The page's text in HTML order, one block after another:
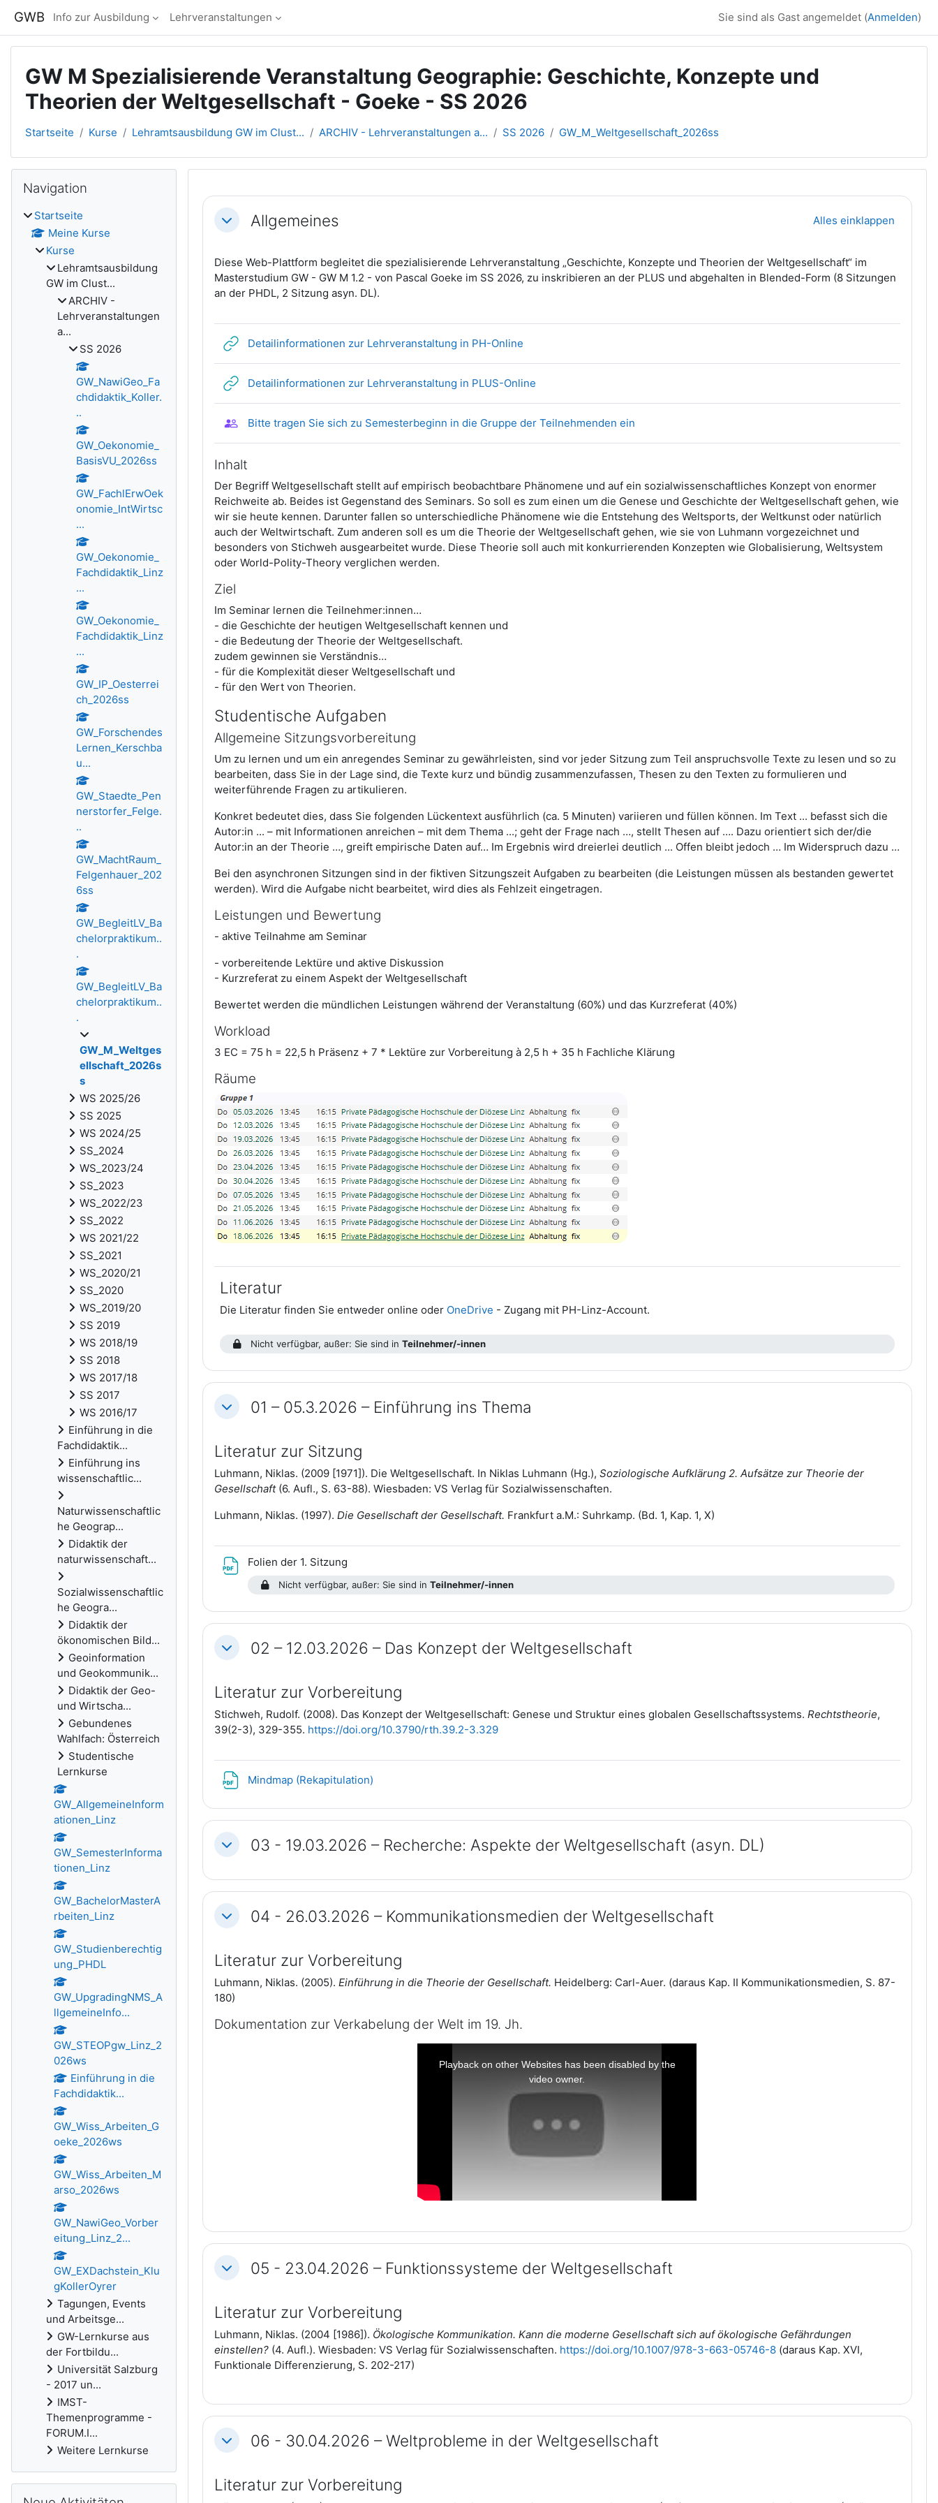
GWB Info zur Ausbildung Lehrveranstaltungen Sie sind als Gast angemeldet (Anmelden)
GW M Spezialisierende Veranstaltung Geographie: Geschichte, Konzepte und
Theorien der Weltgesellschaft - Goeke - SS 2026
Startseite Kurse Lehramtsausbildung GW im Clust... ARCHIV - Lehrveranstaltungen a... SS 2026 GW_M_Weltgesellschaft_2026ss
Abschnittsübersicht
EinklappenAllgemeines Alles einklappen
Diese Web-Plattform begleitet die spezialisierende Lehrveranstaltung „Geschichte, Konzepte und Theorien der Weltgesellschaft“ im
Masterstudium GW - GW M 1.2 - von Pascal Goeke im SS 2026, zu inskribieren an der PLUS und abgehalten in Blended-Form (8 Sitzungen
an der PHDL, 2 Sitzung asyn. DL).
Detailinformationen zur Lehrveranstaltung in PH-OnlineLink/URL
Detailinformationen zur Lehrveranstaltung in PLUS-OnlineLink/URL
Bitte tragen Sie sich zu Semesterbeginn in die Gruppe der Teilnehmenden einGruppenwahl
Inhalt
Der Begriff Weltgesellschaft stellt auf empirisch beobachtbare Phänomene und auf ein sozialwissenschaftliches Konzept von enormer
Reichweite ab. Beides ist Gegenstand des Seminars. So soll es zum einen um die Genese und Geschichte der Weltgesellschaft gehen, wie
wir sie heute kennen. Darunter fallen so unterschiedliche Phänomene wie die Entstehung des Weltsports, der Weltkunst oder natürlich
auch der Weltwirtschaft. Zum anderen soll es um die Theorie der Weltgesellschaft gehen, wie sie von Luhmann vorgezeichnet und
besonders von Stichweh ausgearbeitet wurde. Diese Theorie soll auch mit konkurrierenden Konzepten wie Globalisierung, Weltsystem
oder World-Polity-Theory verglichen werden.
Ziel
Im Seminar lernen die Teilnehmer:innen…
- die Geschichte der heutigen Weltgesellschaft kennen und
- die Bedeutung der Theorie der Weltgesellschaft.
zudem gewinnen sie Verständnis…
- für die Komplexität dieser Weltgesellschaft und
- für den Wert von Theorien.
Studentische Aufgaben
Allgemeine Sitzungsvorbereitung
Um zu lernen und um ein anregendes Seminar zu gewährleisten, sind vor jeder Sitzung zum Teil anspruchsvolle Texte zu lesen und so zu
bearbeiten, dass Sie in der Lage sind, die Texte kurz und bündig zusammenzufassen, Thesen zu den Texten zu formulieren und
weiterführende Fragen zu artikulieren.
Konkret bedeutet dies, dass Sie folgenden Lückentext ausführlich (ca. 5 Minuten) variieren und füllen können. Im Text ... befasst sich die
Autor:in ... – mit Informationen anreichen – mit dem Thema ...; geht der Frage nach …, stellt Thesen auf …. Dazu orientiert sich der/die
Autor:in an der Theorie …, greift empirische Daten auf… Im Ergebnis wird dreierlei deutlich ... Offen bleibt jedoch … Im Widerspruch dazu …
Bei den asynchronen Sitzungen sind in der fiktiven Sitzungszeit Aufgaben zu bearbeiten (die Leistungen müssen als bestanden gewertet
werden). Wird die Aufgabe nicht bearbeitet, wird dies als Fehlzeit eingetragen.
Leistungen und Bewertung
- aktive Teilnahme am Seminar
- vorbereitende Lektüre und aktive Diskussion
- Kurzreferat zu einem Aspekt der Weltgesellschaft
Bewertet werden die mündlichen Leistungen während der Veranstaltung (60%) und das Kurzreferat (40%)
Workload
3 EC = 75 h = 22,5 h Präsenz + 7 * Lektüre zur Vorbereitung à 2,5 h + 35 h Fachliche Klärung
Räume
Literatur
Die Literatur finden Sie entweder online oder OneDrive - Zugang mit PH-Linz-Account.
Nicht verfügbar, außer: Sie sind inTeilnehmer/-innen
Einklappen01 – 05.3.2026 – Einführung ins Thema
Literatur zur Sitzung
Luhmann, Niklas. (2009 [1971]). Die Weltgesellschaft. In Niklas Luhmann (Hg.), Soziologische Aufklärung 2. Aufsätze zur Theorie der
Gesellschaft(6. Aufl., S. 63-88). Wiesbaden: VS Verlag für Sozialwissenschaften.
Luhmann, Niklas. (1997). Die Gesellschaft der Gesellschaft. Frankfurt a.M.: Suhrkamp. (Bd. 1, Kap. 1, X)
Folien der 1. Sitzung
Nicht verfügbar, außer: Sie sind inTeilnehmer/-innen
Einklappen02 – 12.03.2026 – Das Konzept der Weltgesellschaft
Literatur zur Vorbereitung
Stichweh, Rudolf. (2008). Das Konzept der Weltgesellschaft: Genese und Struktur eines globalen Gesellschaftssystems. Rechtstheorie,
39(2-3), 329-355. https://doi.org/10.3790/rth.39.2-3.329
Mindmap (Rekapitulation)
Einklappen03 - 19.03.2026 – Recherche: Aspekte der Weltgesellschaft (asyn. DL)
Einklappen04 - 26.03.2026 – Kommunikationsmedien der Weltgesellschaft
Literatur zur Vorbereitung
Luhmann, Niklas. (2005). Einführung in die Theorie der Gesellschaft. Heidelberg: Carl-Auer. (daraus Kap. II Kommunikationsmedien, S. 87-
180)
Dokumentation zur Verkabelung der Welt im 19. Jh.
Playback on other Websites has been disabled by the
video owner.
Einklappen05 - 23.04.2026 – Funktionssysteme der Weltgesellschaft
Literatur zur Vorbereitung
Luhmann, Niklas. (2004 [1986]). Ökologische Kommunikation. Kann die moderne Gesellschaft sich auf ökologische Gefährdungen
einstellen? (4. Aufl.). Wiesbaden: VS Verlag für Sozialwissenschaften. https://doi.org/10.1007/978-3-663-05746-8 (daraus Kap. XVI,
Funktionale Differenzierung, S. 202-217)
Einklappen06 - 30.04.2026 – Weltprobleme in der Weltgesellschaft
Literatur zur Vorbereitung
Blöcke
Navigation
Startseite
Meine Kurse
Kurse
Lehramtsausbildung
GW im Clust...
ARCHIV -
Lehrveranstaltungen
a...
SS 2026
GW_NawiGeo_Fa
chdidaktik_Koller.
..
GW_Oekonomie_
BasisVU_2026ss
GW_FachlErwOek
onomie_IntWirtsc
...
GW_Oekonomie_
Fachdidaktik_Linz
...
GW_Oekonomie_
Fachdidaktik_Linz
...
GW_IP_Oesterrei
ch_2026ss
GW_Forschendes
Lernen_Kerschba
u...
GW_Staedte_Pen
nerstorfer_Felge.
..
GW_MachtRaum_
Felgenhauer_202
6ss
GW_BegleitLV_Ba
chelorpraktikum..
.
GW_BegleitLV_Ba
chelorpraktikum..
.
GW_M_Weltges
ellschaft_2026s
s
WS 2025/26
SS 2025
WS 2024/25
SS_2024
WS_2023/24
SS_2023
WS_2022/23
SS_2022
WS 2021/22
SS_2021
WS_2020/21
SS_2020
WS_2019/20
SS 2019
WS 2018/19
SS 2018
WS 2017/18
SS 2017
WS 2016/17
Einführung in die
Fachdidaktik...
Einführung ins
wissenschaftlic...
Naturwissenschaftlic
he Geograp...
Didaktik der
naturwissenschaft...
Sozialwissenschaftlic
he Geogra...
Didaktik der
ökonomischen Bild...
Geoinformation
und Geokommunik...
Didaktik der Geo-
und Wirtscha...
Gebundenes
Wahlfach: Österreich
Studentische
Lernkurse
GW_AllgemeineInform
ationen_Linz
GW_SemesterInforma
tionen_Linz
GW_BachelorMasterA
rbeiten_Linz
GW_Studienberechtig
ung_PHDL
GW_UpgradingNMS_A
llgemeineInfo...
GW_STEOPgw_Linz_2
026ws
Einführung in die
Fachdidaktik...
GW_Wiss_Arbeiten_G
oeke_2026ws
GW_Wiss_Arbeiten_M
arso_2026ws
GW_NawiGeo_Vorber
eitung_Linz_2...
GW_EXDachstein_Klu
gKollerOyrer
Tagungen, Events
und Arbeitsge...
GW-Lernkurse aus
der Fortbildu...
Universität Salzburg
- 2017 un...
IMST-
Themenprogramme -
FORUM.I...
Weitere Lernkurse